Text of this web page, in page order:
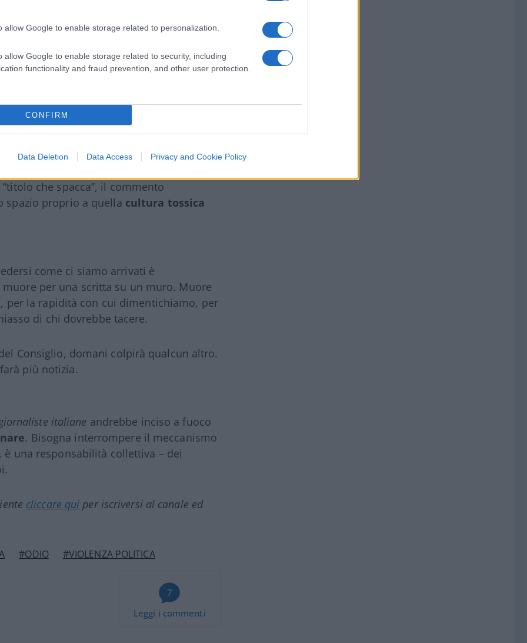
allow Google to enable storage related to personalization.
allow Google to enable storage related to security, including
functionality and fraud prevention, and other user protection.
CONFIRM
Data Deletion Data Access Privacy and Cookie Policy
non basta condannare dopo.
lo dice chiaramente: la
per le minacce, né un alibi per l’odio
che spacca”, il commento
spazio proprio a quella cultura tossica
come ci siamo arrivati è
per una scritta su un muro. Muore
per la rapidità con cui dimentichiamo, per
di chi dovrebbe tacere.
Consiglio, domani colpirà qualcun altro.
più notizia.
italiane andrebbe inciso a fuoco
. Bisogna interrompere il meccanismo
è una responsabilità collettiva – dei
cliccare qui per iscriversi al canale ed
#ODIO #VIOLENZA POLITICA
7
Leggi i commenti